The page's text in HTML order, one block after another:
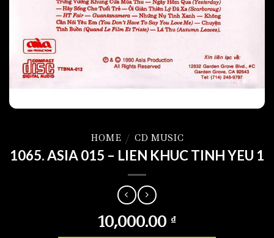
HOME / CD MUSIC
1065. ASIA 015 – LIEN KHUC TINH YEU 1
10,000.00 ₫